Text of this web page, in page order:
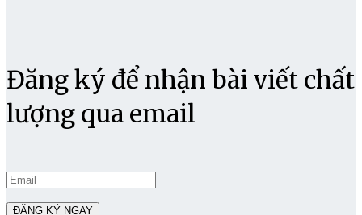
Đăng ký để nhận bài viết chất
lượng qua email